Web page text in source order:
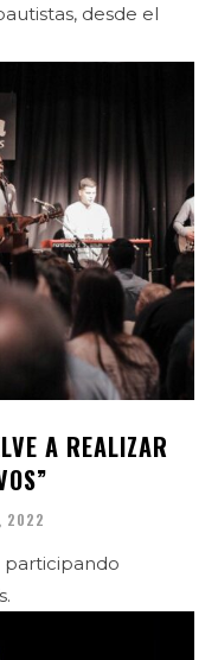
desde el
A REALIZAR
2022
participando